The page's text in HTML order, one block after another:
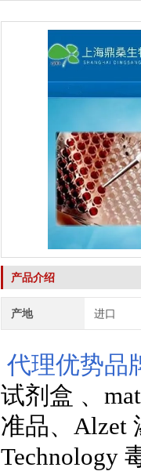
产品介绍
产地 进口
代理优势品
试剂盒 、
准品、 Alzet
Technology